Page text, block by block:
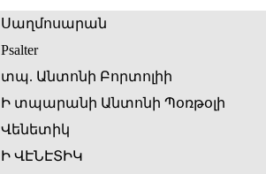
Սաղմոսարան
Psalter
տպ. Անտոնի Բորտոլիի
Ի տպարանի Անտոնի Պօռթօլի
Վենետիկ
Ի ՎԷՆԷՏԻԿ